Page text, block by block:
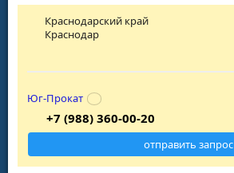
Краснодарский край
Краснодар
Юг-Прокат
+7 (988) 360-00-20
отправить запрос